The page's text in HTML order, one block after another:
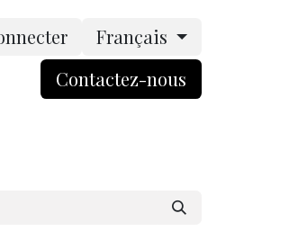
Français
Contactez-nou​​​​s​​